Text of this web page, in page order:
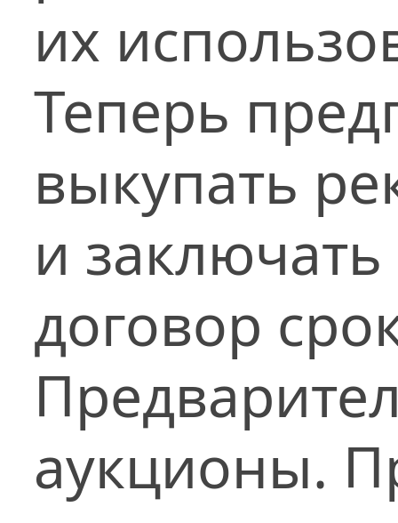
их
Теперь
выкупать
и
договор
аукционы.